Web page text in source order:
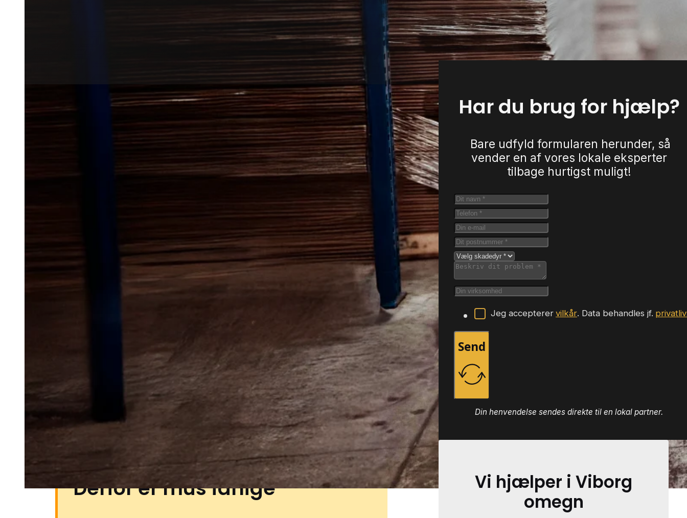
Lokal bekæmpelse af
Mus kan hurtigt blive et stort problem, når de først har
fundet vej ind i boligen. De søger typisk efter varme, skjul og
let adgang til mad, og det kan give både støj og skader på
bygninger og inventar. Derfor er det vigtigt at få taget hånd
om problemet på en grundig måde, så nye mus ikke bare
I Viborg oplever både ældre boligkvarterer, nyere
parcelhusområder og områder med rækkehuse
udfordringer, når mus finder små sprækker og åbninger.
Mindre bygninger som skure, garager og udhuse samt
haver med hække og buskads kan også give gode
skjulesteder. Du kan få musehjælp i Viborg gennem vores
lokale partnere. Udfyld blot formularen, så forbinder vi dig
med en specialist fra nærområdet.
Derfor er mus farlige
Har du brug for hjælp?
Bare udfyld formularen herunder, så
vender en af vores lokale eksperter
tilbage hurtigst muligt!
Jeg accepterer vilkår. Data behandles jf.
Send
Din henvendelse sendes direkte til en lokal partner.
Vi hjælper i Viborg
omegn